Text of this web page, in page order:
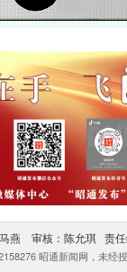
燕 审核：陈允琪 责任
昭通新闻网，未经